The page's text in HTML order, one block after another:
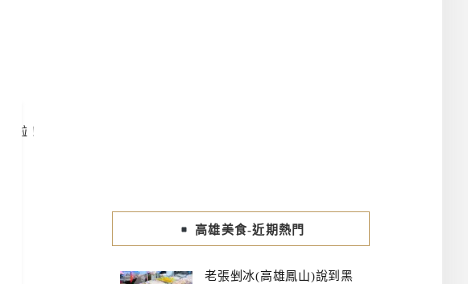
高雄美食-近期熱門
老張剉冰(高雄鳳山)說到黑